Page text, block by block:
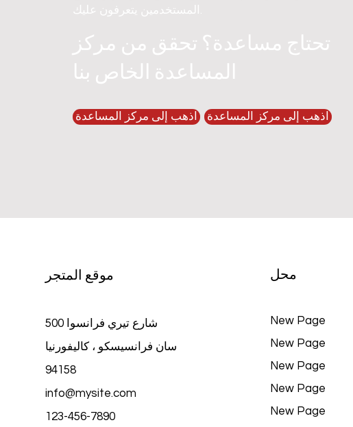
المستخدمين يتعرفون عليك.
تحتاج مساعدة؟ تحقق من مركز
المساعدة الخاص بنا
اذهب إلى مركز المساعدة اذهب إلى مركز المساعدة
موقع المتجر
500 شارع تيري فرانسوا
سان فرانسيسكو ، كاليفورنيا
94158
info@mysite.com
123-456-7890
محل
New Page
New Page
New Page
New Page
New Page